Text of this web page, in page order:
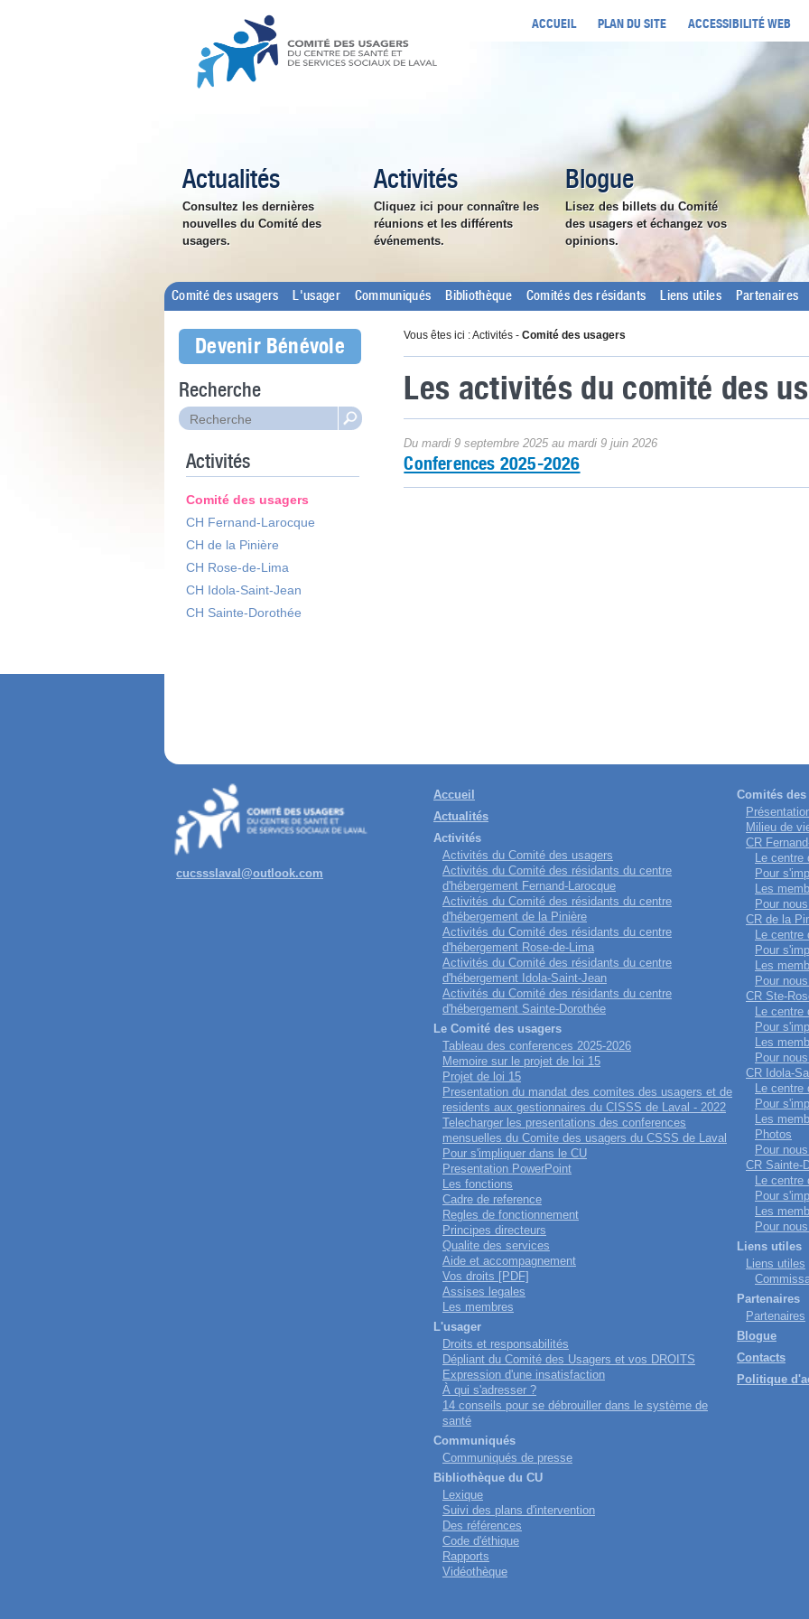
ACCUEIL PLAN DU SITE ACCESSIBILITÉ WEB
Actualités
Consultez les dernières
nouvelles du Comité des
usagers.
Activités
Cliquez ici pour connaître les
réunions et les différents
événements.
Blogue
Lisez des billets du Comité
des usagers et échangez vos
opinions.
Comité des usagers L'usager Communiqués Bibliothèque Comités des résidants Liens utiles Partenaires
Devenir Bénévole
Recherche
Activités
Comité des usagers
CH Fernand-Larocque
CH de la Pinière
CH Rose-de-Lima
CH Idola-Saint-Jean
CH Sainte-Dorothée
Vous êtes ici : Activités -Comité des usagers
Les activités du comité des
Du mardi 9 septembre 2025 au mardi 9 juin 2026
Conferences 2025-2026
cucssslaval@outlook.com
Accueil
Actualités
Activités
Activités du Comité des usagers
Activités du Comité des résidants du centre
d'hébergement Fernand-Larocque
Activités du Comité des résidants du centre
d'hébergement de la Pinière
Activités du Comité des résidants du centre
d'hébergement Rose-de-Lima
Activités du Comité des résidants du centre
d'hébergement Idola-Saint-Jean
Activités du Comité des résidants du centre
d'hébergement Sainte-Dorothée
Le Comité des usagers
Tableau des conferences 2025-2026
Memoire sur le projet de loi 15
Projet de loi 15
Presentation du mandat des comites des usagers et de
residents aux gestionnaires du CISSS de Laval - 2022
Telecharger les presentations des conferences
mensuelles du Comite des usagers du CSSS de Laval
Pour s'impliquer dans le CU
Presentation PowerPoint
Les fonctions
Cadre de reference
Regles de fonctionnement
Principes directeurs
Qualite des services
Aide et accompagnement
Vos droits [PDF]
Assises legales
Les membres
L'usager
Droits et responsabilités
Dépliant du Comité des Usagers et vos DROITS
Expression d'une insatisfaction
À qui s'adresser ?
14 conseils pour se débrouiller dans le système de
santé
Communiqués
Communiqués de presse
Bibliothèque du CU
Lexique
Suivi des plans d'intervention
Des références
Code d'éthique
Rapports
Vidéothèque
Comités
Milieu de
CR
Le centre
Pour
Les
Pour
CR de la
Le centre
Pour
Les
Pour
CR Ste-
Le centre
Pour
Les
Pour
CR Idola-
Le centre
Pour
Les
Photos
Pour
CR Sainte-
Le centre
Pour
Les
Pour
Liens utiles
Liens utiles
Partenaires
Partenaires
Blogue
Contacts
Politique